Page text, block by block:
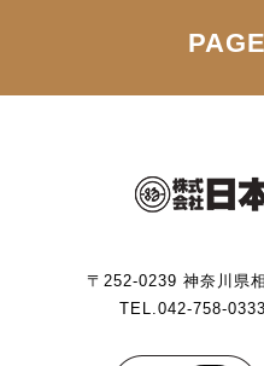
〒252-0239 神奈川県
TEL.042-758-